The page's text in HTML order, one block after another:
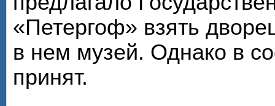
«Петергоф» взять
в нем музей. Однако в
принят.